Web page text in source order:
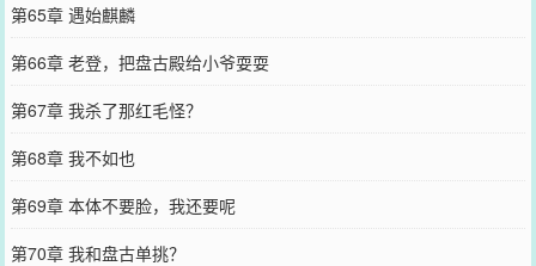
第65章 遇始麒麟
第66章 老登，把盘古殿给小爷耍耍
第67章 我杀了那红毛怪？
第68章 我不如也
第69章 本体不要脸，我还要呢
第70章 我和盘古单挑？